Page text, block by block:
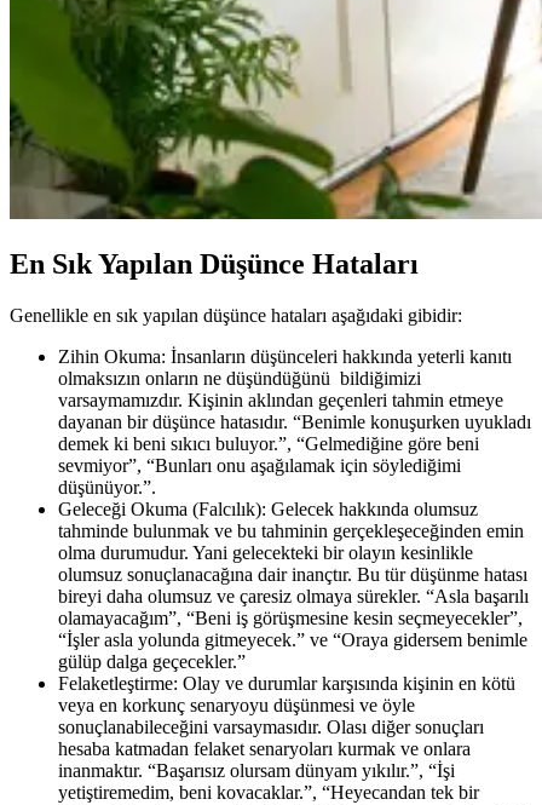
En Sık Yapılan Düşünce Hataları
Genellikle en sık yapılan düşünce hataları aşağıdaki gibidir:
Zihin Okuma: İnsanların düşünceleri hakkında yeterli kanıtı
olmaksızın onların ne düşündüğünü bildiğimizi
varsaymamızdır. Kişinin aklından geçenleri tahmin etmeye
dayanan bir düşünce hatasıdır. “Benimle konuşurken uyukladı
demek ki beni sıkıcı buluyor.”, “Gelmediğine göre beni
sevmiyor”, “Bunları onu aşağılamak için söylediğimi
düşünüyor.”.
Geleceği Okuma (Falcılık): Gelecek hakkında olumsuz
tahminde bulunmak ve bu tahminin gerçekleşeceğinden emin
olma durumudur. Yani gelecekteki bir olayın kesinlikle
olumsuz sonuçlanacağına dair inançtır. Bu tür düşünme hatası
bireyi daha olumsuz ve çaresiz olmaya sürekler. “Asla başarılı
olamayacağım”, “Beni iş görüşmesine kesin seçmeyecekler”,
“İşler asla yolunda gitmeyecek.” ve “Oraya gidersem benimle
gülüp dalga geçecekler.”
Felaketleştirme: Olay ve durumlar karşısında kişinin en kötü
veya en korkunç senaryoyu düşünmesi ve öyle
sonuçlanabileceğini varsaymasıdır. Olası diğer sonuçları
hesaba katmadan felaket senaryoları kurmak ve onlara
inanmaktır. “Başarısız olursam dünyam yıkılır.”, “İşi
yetiştiremedim, beni kovacaklar.”, “Heyecandan tek bir